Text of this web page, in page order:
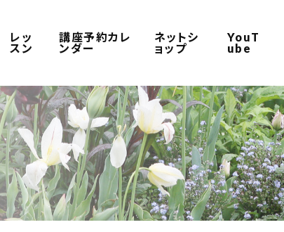
レッ
スン
講座予約カレ
ンダー
ネットシ
ョップ
YouT
ube